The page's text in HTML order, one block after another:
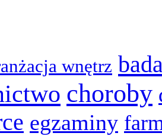
wnętrz
choroby
egzaminy